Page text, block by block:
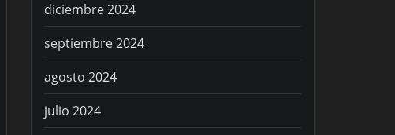
diciembre 2024
septiembre 2024
agosto 2024
julio 2024